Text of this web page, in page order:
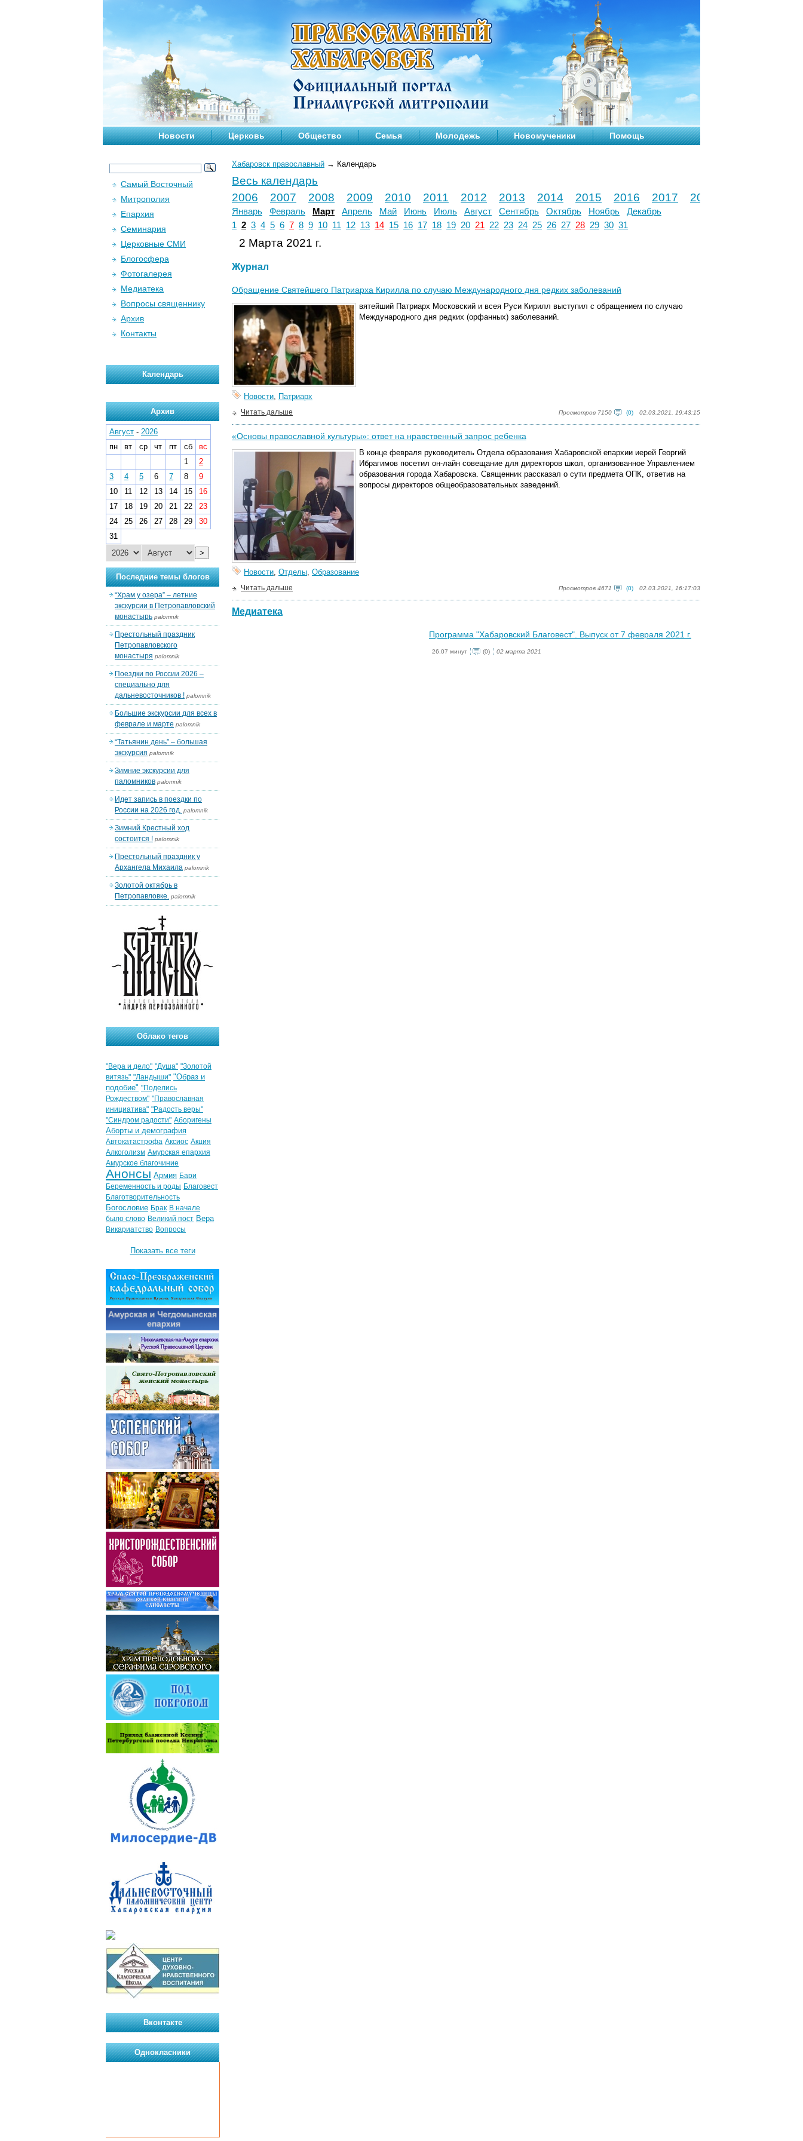
Новости Церковь Общество Семья Молодежь Новомученики Помощь
Хабаровск православный → Календарь
Весь календарь
2006
2007 2008 2009 2010 2011 2012 2013 2014 2015 2016 2017 2018
Январь Февраль Март Апрель Май Июнь Июль Август Сентябрь Октябрь Ноябрь
Декабрь
1 2 3 4 5 6 7 8 9 10 11 12 13 14 15 16 17 18 19 20 21 22 23 24 25 26 27 28 29 30 31
2 Марта 2021 г.
Журнал
Обращение Святейшего Патриарха Кирилла по случаю Международного дня редких заболеваний
вятейший Патриарх Московский и всея Руси Кирилл выступил с обращением по случаю
Международного дня редких (орфанных) заболеваний.
Новости Патриарх
Просмотров 7150 (0) 02.03.2021, 19:43:15
Читать дальше
«Основы православной культуры»: ответ на нравственный запрос ребенка
В конце февраля руководитель Отдела образования Хабаровской епархии иерей Георгий
Ибрагимов посетил он-лайн совещание для директоров школ, организованное Управлением
образования города Хабаровска. Священник рассказал о сути предмета ОПК, ответив на
вопросы директоров общеобразовательных заведений.
Новости Отделы Образование
Просмотров 4671 (0) 02.03.2021, 16:17:03
Читать дальше
Медиатека
Программа "Хабаровский Благовест". Выпуск от 7 февраля 2021 г.
26.07 минут (0) 02 марта 2021
Самый Восточный
Митрополия
Епархия
Семинария
Церковные СМИ
Блогосфера
Фотогалерея
Медиатека
Вопросы священнику
Архив
Контакты
Календарь
Архив
Август - 2026
пн
вт ср чт пт сб
вс
1
2
3
4 5 6 7 8
9
10
11 12 13 14 15
16
17
18 19 20 21 22
23
24
25 26 27 28 29
30
31
>
Последние темы блогов
“Храм у озера” – летние
экскурсии в Петропавловский
монастырь palomnik
Престольный праздник
Петропавловского
монастыря palomnik
Поездки по России 2026 –
специально для
дальневосточников ! palomnik
Большие экскурсии для всех в
феврале и марте palomnik
“Татьянин день” – большая
экскурсия palomnik
Зимние экскурсии для
паломников palomnik
Идет запись в поездки по
России на 2026 год. palomnik
Зимний Крестный ход
состоится ! palomnik
Престольный праздник у
Архангела Михаила palomnik
Золотой октябрь в
Петропавловке. palomnik
Облако тегов
"Вера и дело" "Душа" "Золотой
витязь" "Ландыши" "Образ и
подобие" "Поделись
Рождеством" "Православная
инициатива" "Радость веры"
"Синдром радости" Аборигены
Аборты и демография
Автокатастрофа Аксиос Акция
Алкоголизм Амурская епархия
Амурское благочиние
Анонсы Армия Бари
Беременность и роды Благовест
Благотворительность
Богословие Брак В начале
было слово Великий пост Вера
Викариатство Вопросы
Показать все теги
Вконтакте
Однокласники